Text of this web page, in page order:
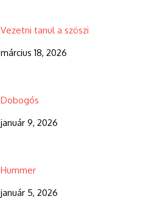
Vezetni tanul a szöszi
március 18, 2026
Dobogós
január 9, 2026
Hummer
január 5, 2026